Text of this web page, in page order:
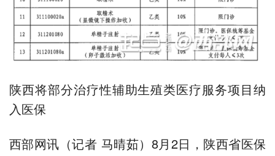
陕西将部分治疗性辅助生殖类医疗服务项目纳
入医保
西部网讯（记者 马晴茹）8月2日，陕西省医保